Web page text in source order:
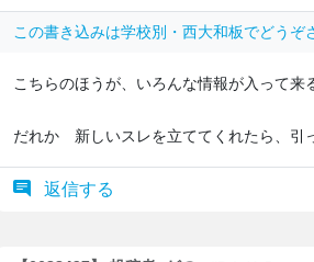
この書き込みは学校別・西大和板でどうぞ
こちらのほうが、いろんな情報が入って来
だれか 新しいスレを立ててくれたら、引
返信する